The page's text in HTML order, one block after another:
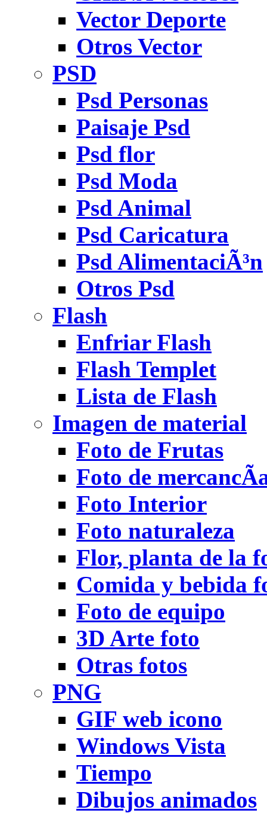
Vector Deporte
Otros Vector
PSD
Psd Personas
Paisaje Psd
Psd flor
Psd Moda
Psd Animal
Psd Caricatura
Psd AlimentaciÃ³n
Otros Psd
Flash
Enfriar Flash
Flash Templet
Lista de Flash
Imagen de material
Foto de Frutas
Foto de
Foto Interior
Foto naturaleza
Flor, planta de la
Comida y bebida
Foto de equipo
3D Arte foto
Otras fotos
PNG
GIF web icono
Windows Vista
Tiempo
Dibujos animados